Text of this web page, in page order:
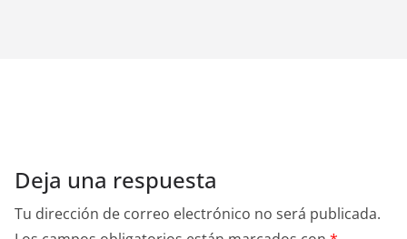
Deja una respuesta
Tu dirección de correo electrónico no será publicada.